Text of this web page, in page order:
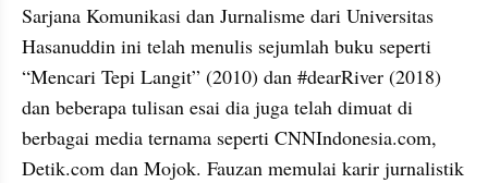
Sarjana Komunikasi dan Jurnalisme dari Universitas
Hasanuddin ini telah menulis sejumlah buku seperti
“Mencari Tepi Langit” (2010) dan #dearRiver (2018)
dan beberapa tulisan esai dia juga telah dimuat di
berbagai media ternama seperti CNNIndonesia.com,
Detik.com dan Mojok. Fauzan memulai karir jurnalistik